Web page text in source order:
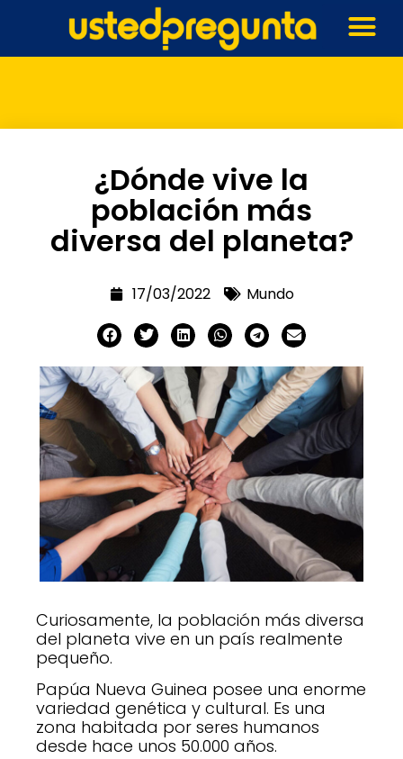
¿Dónde vive la
población más
diversa del planeta?
17/03/2022 Mundo
Curiosamente, la población más diversa
del planeta vive en un país realmente
pequeño.
Papúa Nueva Guinea posee una enorme
variedad genética y cultural. Es una
zona habitada por seres humanos
desde hace unos 50.000 años.